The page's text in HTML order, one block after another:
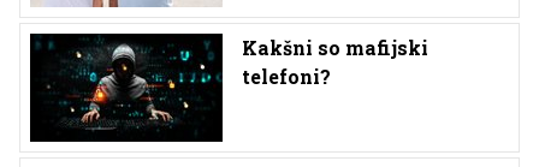
Kakšni so mafijski
telefoni?